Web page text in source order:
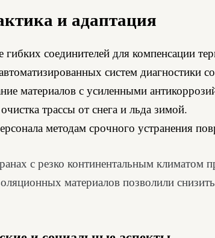
и адаптация
соединителей для компенсации
систем диагностики
материалов с усиленными
трассы от снега и льда зимой.
методам срочного устранения
с резко континентальным климатом
материалов позволили